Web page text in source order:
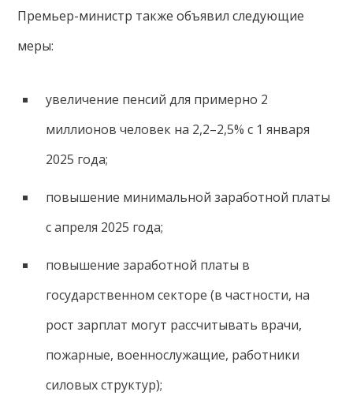
Премьер-министр также объявил следующие
меры:
увеличение пенсий для примерно 2
миллионов человек на 2,2–2,5% с 1 января
2025 года;
повышение минимальной заработной платы
с апреля 2025 года;
повышение заработной платы в
государственном секторе (в частности, на
рост зарплат могут рассчитывать врачи,
пожарные, военнослужащие, работники
силовых структур);